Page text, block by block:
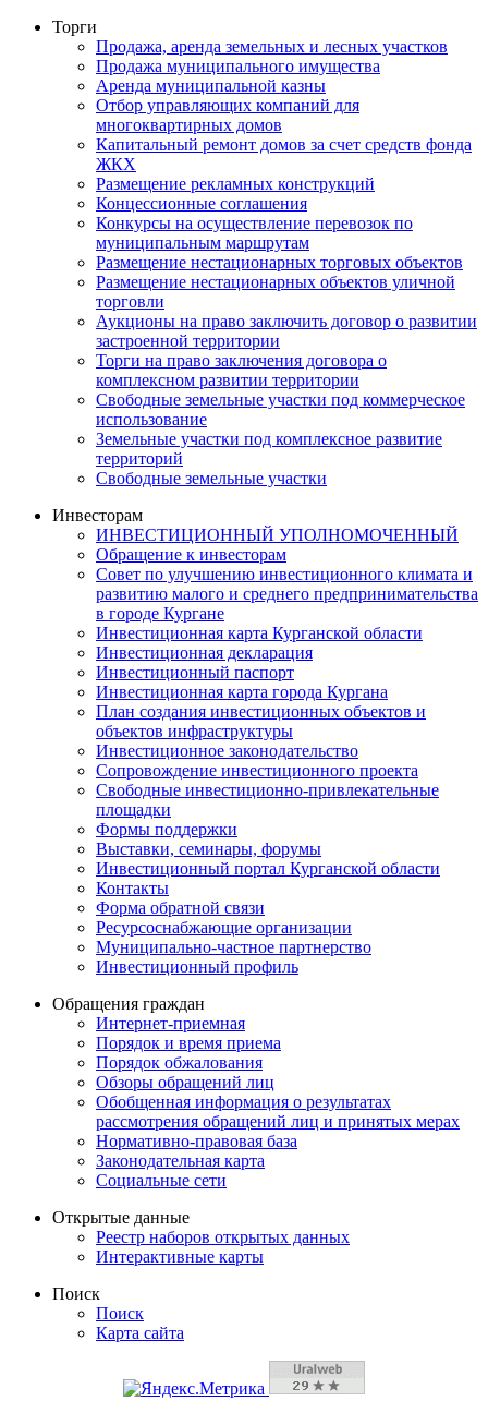
Торги
Продажа, аренда земельных и лесных участков
Продажа муниципального имущества
Аренда муниципальной казны
Отбор управляющих компаний для
многоквартирных домов
Капитальный ремонт домов за счет средств фонда
ЖКХ
Размещение рекламных конструкций
Концессионные соглашения
Конкурсы на осуществление перевозок по
муниципальным маршрутам
Размещение нестационарных торговых объектов
Размещение нестационарных объектов уличной
торговли
Аукционы на право заключить договор о развитии
застроенной территории
Торги на право заключения договора о
комплексном развитии территории
Свободные земельные участки под коммерческое
использование
Земельные участки под комплексное развитие
территорий
Свободные земельные участки
Инвесторам
ИНВЕСТИЦИОННЫЙ УПОЛНОМОЧЕННЫЙ
Обращение к инвесторам
Совет по улучшению инвестиционного климата и
развитию малого и среднего предпринимательства
в городе Кургане
Инвестиционная карта Курганской области
Инвестиционная декларация
Инвестиционный паспорт
Инвестиционная карта города Кургана
План создания инвестиционных объектов и
объектов инфраструктуры
Инвестиционное законодательство
Сопровождение инвестиционного проекта
Свободные инвестиционно-привлекательные
площадки
Формы поддержки
Выставки, семинары, форумы
Инвестиционный портал Курганской области
Контакты
Форма обратной связи
Ресурсоснабжающие организации
Муниципально-частное партнерство
Инвестиционный профиль
Обращения граждан
Интернет-приемная
Порядок и время приема
Порядок обжалования
Обзоры обращений лиц
Обобщенная информация о результатах
рассмотрения обращений лиц и принятых мерах
Нормативно-правовая база
Законодательная карта
Социальные сети
Открытые данные
Реестр наборов открытых данных
Интерактивные карты
Поиск
Поиск
Карта сайта